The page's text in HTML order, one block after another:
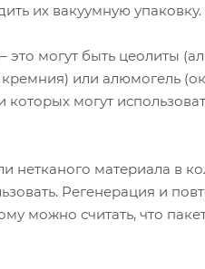
их вакуумную упаковку.
это могут быть цеолиты
или алюмогель
могут
нетканого материала в
Регенерация и
можно считать, что